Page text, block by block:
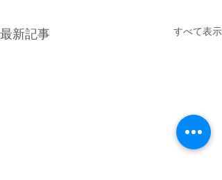
最新記事 すべて表示